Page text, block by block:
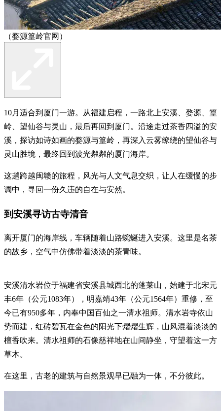
（婺源篁岭官网）
10月适合到厦门一游。从福建启程，一路北上安溪、婺源、篁
岭、望仙谷与灵山，最后再回到厦门。沿途走过茶香四溢的安
溪，探访如诗如画的婺源与篁岭，再深入云雾缭绕的望仙谷与
灵山胜境，最终回到波光粼粼的厦门海岸。
这趟跨越闽赣的旅程，风光与人文气息交织，让人在缓慢的步
调中，寻回一份久违的自在与安然。
到安溪寻访古寺清音
离开厦门的海岸线，车辆随着山路蜿蜒进入安溪。这里是名茶
的故乡，空气中仿佛带着淡淡的茶青味。
安溪清水岩位于福建省安溪县城西北的蓬莱山，始建于北宋元
丰6年（公元1083年），明嘉靖43年（公元1564年）重修，至
今已有950多年，内奉中国百仙之一清水祖师。清水岩寺依山
势而建，红砖碧瓦在金色的阳光下熠熠生辉，山风混着淡淡的
檀香吹来。清水祖师的石像慈祥地在山间静坐，守望着这一方
草木。
在这里，古老的建筑与自然景观早已融为一体，不分彼此。